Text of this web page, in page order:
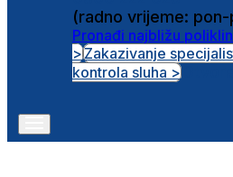
(radno vrijeme:
Pronađi najbližu
>Zakazivanje
kontrola sluha >